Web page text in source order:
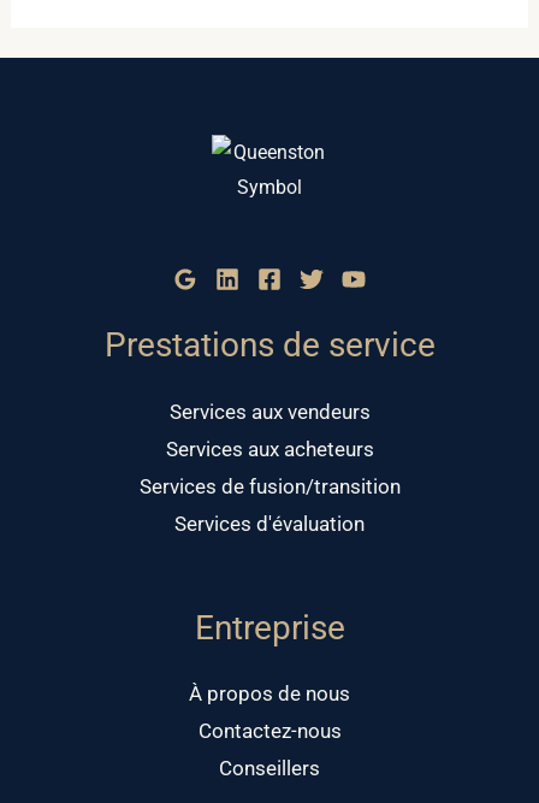
Prestations de service
Services aux vendeurs
Services aux acheteurs
Services de fusion/transition
Services d'évaluation
Entreprise
À propos de nous
Contactez-nous
Conseillers